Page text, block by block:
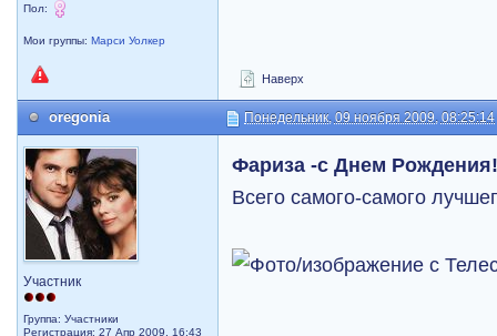
Пол:
Мои группы:Марси Уолкер
Наверх
oregonia Понедельник, 09 ноября 2009, 08:25:14
Участник
Группа: Участники
Регистрация: 27 Апр 2009, 16:43
Фариза -с Днем
Всего самого-самого